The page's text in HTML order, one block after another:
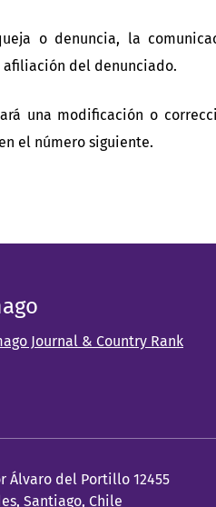
o denuncia, la
del denunciado.
una modificación o
el número siguiente.
Álvaro del Portillo 12455
Santiago, Chile